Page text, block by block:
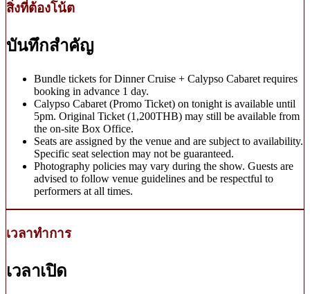
สิ่งที่ต้องโน้ต
บันทึกสำคัญ
Bundle tickets for Dinner Cruise + Calypso Cabaret requires
booking in advance 1 day.
Calypso Cabaret (Promo Ticket) on tonight is available until
5pm. Original Ticket (1,200THB) may still be available from
the on-site Box Office.
Seats are assigned by the venue and are subject to availability.
Specific seat selection may not be guaranteed.
Photography policies may vary during the show. Guests are
advised to follow venue guidelines and be respectful to
performers at all times.
เวลาทำการ
เวลาเปิด